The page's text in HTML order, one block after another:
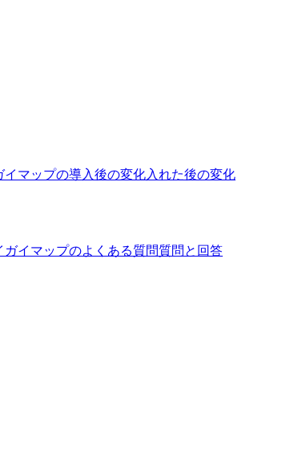
イマップの導入後の変化入れた後の変化
ガイマップのよくある質問質問と回答